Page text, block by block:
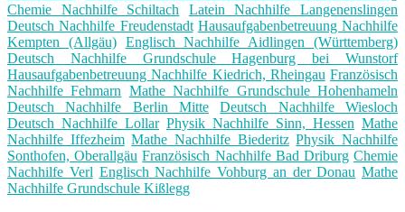
Chemie Nachhilfe Schiltach
Latein Nachhilfe Langenenslingen
Deutsch Nachhilfe Freudenstadt Hausaufgabenbetreuung Nachhilfe
Kempten (Allgäu) Englisch Nachhilfe Aidlingen (Württemberg)
Deutsch Nachhilfe Grundschule Hagenburg bei Wunstorf
Hausaufgabenbetreuung Nachhilfe Kiedrich, Rheingau Französisch
Nachhilfe Fehmarn Mathe Nachhilfe Grundschule Hohenhameln
Deutsch Nachhilfe Berlin Mitte
Deutsch Nachhilfe Wiesloch
Deutsch Nachhilfe Lollar Physik Nachhilfe Sinn, Hessen Mathe
Nachhilfe Iffezheim Mathe Nachhilfe Biederitz Physik Nachhilfe
Sonthofen, Oberallgäu Französisch Nachhilfe Bad Driburg Chemie
Nachhilfe Verl Englisch Nachhilfe Vohburg an der Donau Mathe
Nachhilfe Grundschule Kißlegg